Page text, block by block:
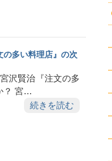
の多い料理店』の次
沢賢治『注文の多
？ 宮…
続きを読む